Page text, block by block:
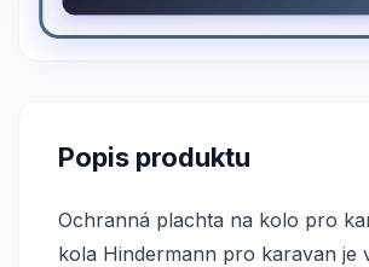
Popis produktu
Ochranná plachta na kolo pro
kola Hindermann pro karavan je